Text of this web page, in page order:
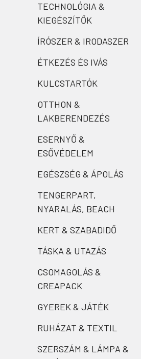
TECHNOLÓGIA &
KIEGÉSZÍTŐK
ÍRÓSZER & IRODASZER
ÉTKEZÉS ÉS IVÁS
KULCSTARTÓK
OTTHON &
LAKBERENDEZÉS
ESERNYŐ &
ESŐVÉDELEM
EGÉSZSÉG & ÁPOLÁS
TENGERPART,
NYARALÁS, BEACH
KERT & SZABADIDŐ
TÁSKA & UTAZÁS
CSOMAGOLÁS &
CREAPACK
GYEREK & JÁTÉK
RUHÁZAT & TEXTIL
SZERSZÁM & LÁMPA &